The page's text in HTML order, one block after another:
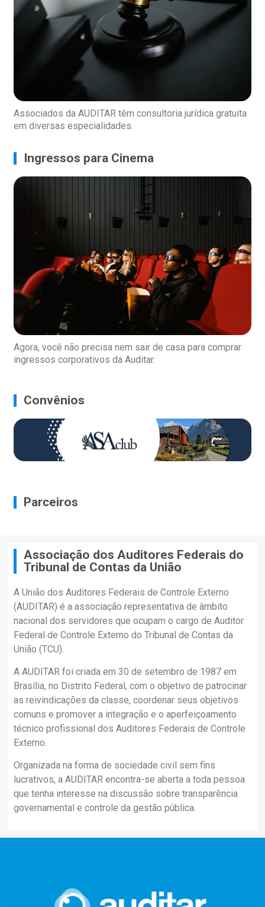
Associados da AUDITAR têm consultoria jurídica gratuita
em diversas especialidades.
Ingressos para Cinema
Agora, você não precisa nem sair de casa para comprar
ingressos corporativos da Auditar.
Convênios
Parceiros
Associação dos Auditores Federais do
Tribunal de Contas da União
A União dos Auditores Federais de Controle Externo
(AUDITAR) é a associação representativa de âmbito
nacional dos servidores que ocupam o cargo de Auditor
Federal de Controle Externo do Tribunal de Contas da
União (TCU).
A AUDITAR foi criada em 30 de setembro de 1987 em
Brasília, no Distrito Federal, com o objetivo de patrocinar
as reivindicações da classe, coordenar seus objetivos
comuns e promover a integração e o aperfeiçoamento
técnico profissional dos Auditores Federais de Controle
Externo.
Organizada na forma de sociedade civil sem fins
lucrativos, a AUDITAR encontra-se aberta a toda pessoa
que tenha interesse na discussão sobre transparência
governamental e controle da gestão pública.